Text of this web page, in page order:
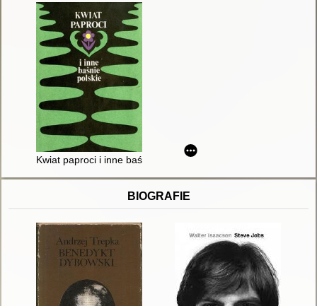
Kwiat paproci i inne baśnie polskie
BIOGRAFIE